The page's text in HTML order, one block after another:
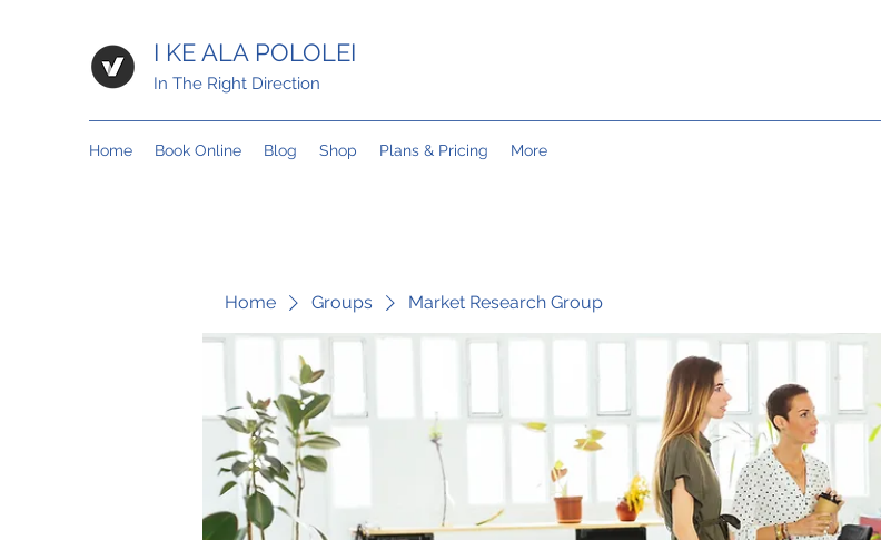
I KE ALA POLOLEI
In The Right Direction
Home Book Online Blog Shop Plans & Pricing More
Home Groups Market Research Group